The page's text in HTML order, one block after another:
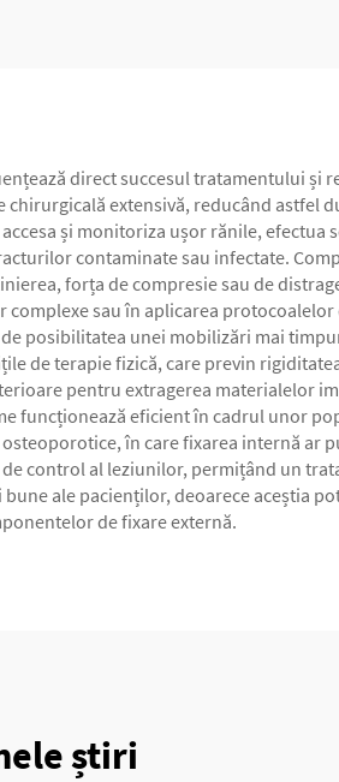
direct succesul tratamentului și
extensivă, reducând astfel
și monitoriza ușor rănile, efectua
contaminate sau infectate.
forța de compresie sau de
sau în aplicarea
posibilitatea unei mobilizări mai
de terapie fizică, care previn
pentru extragerea materialelor
funcționează eficient în cadrul unor
în care fixarea internă ar
control al leziunilor, permițând un
ale pacienților, deoarece aceștia
de fixare externă.
știri